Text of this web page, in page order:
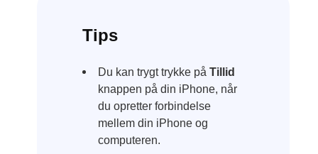
Tips
Du kan trygt trykke på Tillid
knappen på din iPhone, når
du opretter forbindelse
mellem din iPhone og
computeren.